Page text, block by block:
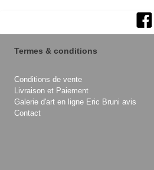
Termes & conditions
Conditions de vente
Livraison et Paiement
Galerie d'art en ligne Eric Bruni avis
Contact